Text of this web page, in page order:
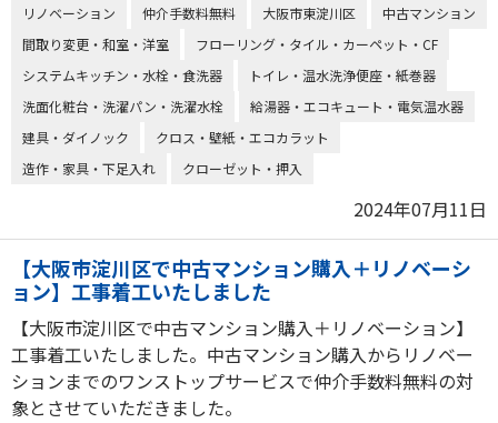
リノベーション 仲介手数料無料 大阪市東淀川区
中古マンション
間取り変更・和室・洋室
フローリング・タイル・カーペット・CF
システムキッチン・水栓・食洗器
トイレ・温水洗浄便座・紙巻器
洗面化粧台・洗濯パン・洗濯水栓
給湯器・エコキュート・電気温水器
建具・ダイノック
クロス・壁紙・エコカラット
造作・家具・下足入れ
クローゼット・押入
2024年07月11日
【大阪市淀川区で中古マンション購入＋リノベーシ
ョン】工事着工いたしました
【大阪市淀川区で中古マンション購入＋リノベーション】
工事着工いたしました。中古マンション購入からリノベー
ションまでのワンストップサービスで仲介手数料無料の対
象とさせていただきました。